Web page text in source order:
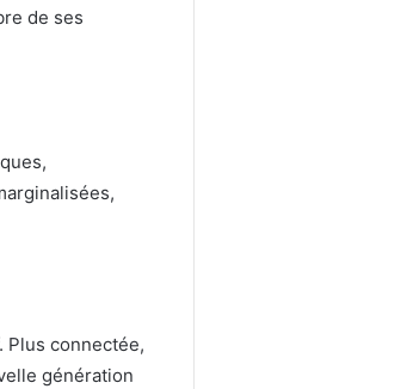
de ses
Plus connectée,
génération